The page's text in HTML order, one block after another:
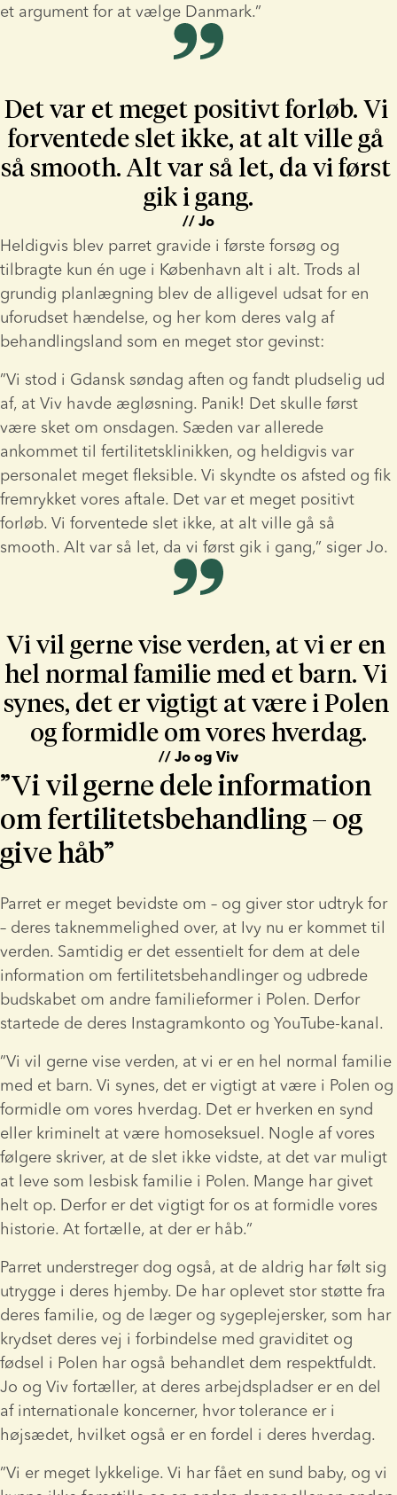
et argument for at vælge Danmark.”
Det var et meget positivt forløb. Vi
forventede slet ikke, at alt ville gå
så smooth. Alt var så let, da vi først
gik i gang.
// Jo
Heldigvis blev parret gravide i første forsøg og
tilbragte kun én uge i København alt i alt. Trods al
grundig planlægning blev de alligevel udsat for en
uforudset hændelse, og her kom deres valg af
behandlingsland som en meget stor gevinst:
”Vi stod i Gdansk søndag aften og fandt pludselig ud
af, at Viv havde ægløsning. Panik! Det skulle først
være sket om onsdagen. Sæden var allerede
ankommet til fertilitetsklinikken, og heldigvis var
personalet meget fleksible. Vi skyndte os afsted og fik
fremrykket vores aftale. Det var et meget positivt
forløb. Vi forventede slet ikke, at alt ville gå så
smooth. Alt var så let, da vi først gik i gang,” siger Jo.
Vi vil gerne vise verden, at vi er en
hel normal familie med et barn. Vi
synes, det er vigtigt at være i Polen
og formidle om vores hverdag.
// Jo og Viv
”Vi vil gerne dele information
om fertilitetsbehandling – og
give håb”
Parret er meget bevidste om – og giver stor udtryk for
– deres taknemmelighed over, at Ivy nu er kommet til
verden. Samtidig er det essentielt for dem at dele
information om fertilitetsbehandlinger og udbrede
budskabet om andre familieformer i Polen. Derfor
startede de deres Instagramkonto og YouTube-kanal.
”Vi vil gerne vise verden, at vi er en hel normal familie
med et barn. Vi synes, det er vigtigt at være i Polen og
formidle om vores hverdag. Det er hverken en synd
eller kriminelt at være homoseksuel. Nogle af vores
følgere skriver, at de slet ikke vidste, at det var muligt
at leve som lesbisk familie i Polen. Mange har givet
helt op. Derfor er det vigtigt for os at formidle vores
historie. At fortælle, at der er håb.”
Parret understreger dog også, at de aldrig har følt sig
utrygge i deres hjemby. De har oplevet stor støtte fra
deres familie, og de læger og sygeplejersker, som har
krydset deres vej i forbindelse med graviditet og
fødsel i Polen har også behandlet dem respektfuldt.
Jo og Viv fortæller, at deres arbejdspladser er en del
af internationale koncerner, hvor tolerance er i
højsædet, hvilket også er en fordel i deres hverdag.
”Vi er meget lykkelige. Vi har fået en sund baby, og vi